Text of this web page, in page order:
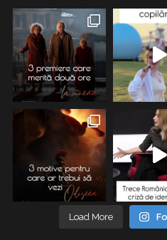
Load More